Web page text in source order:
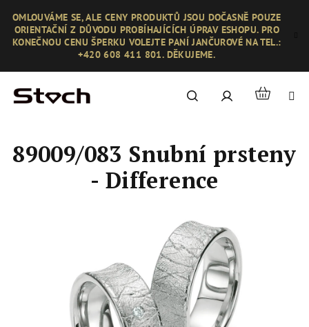
obsah
OMLOUVÁME SE, ALE CENY PRODUKTŮ JSOU DOČASNĚ POUZE
ORIENTAČNÍ Z DŮVODU PROBÍHAJÍCÍCH ÚPRAV ESHOPU. PRO
KONEČNOU CENU ŠPERKU VOLEJTE PANÍ JANČUROVÉ NA TEL.:
+420 608 411 801. DĚKUJEME.
Hledat PřihlášeníNákupní
89009/083 Snubní prsteny
- Difference